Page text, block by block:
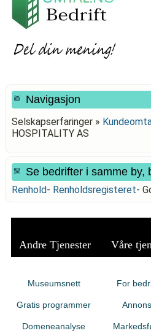
Navigasjon
Selskapserfaringer »
HOSPITALITY AS
Se bedrifter i samme by,
Renhold- Renholdsregisteret-
Andre Tjenester Våre
Museumsnett
Gratis programmer
Domeneanalyse
For